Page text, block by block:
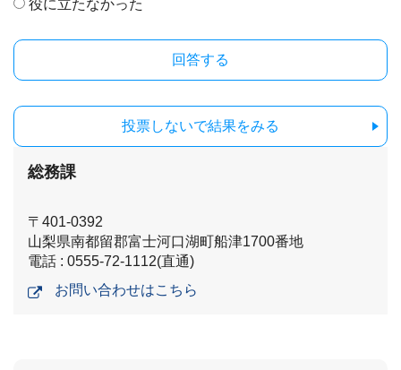
役に立たなかった
投票しないで結果をみる
総務課
〒401-0392
山梨県南都留郡富士河口湖町船津1700番地
電話 : 0555-72-1112(直通)
お問い合わせはこちら